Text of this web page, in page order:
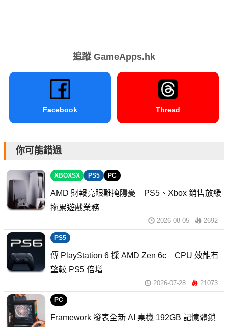
追蹤 GameApps.hk
Facebook Thread
你可能錯過
XBOXSX PS5 PC
AMD 財報亮眼難掩隱憂 PS5、Xbox 銷售放緩
拖累遊戲業務
2026-08-05 2692
PS5
傳 PlayStation 6 採 AMD Zen 6c CPU 效能有
望較 PS5 倍增
2026-07-28 21073
PC
Framework 發表全新 AI 桌機 192GB 記憶體鎖